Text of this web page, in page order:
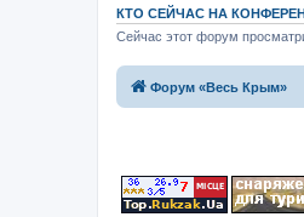
КТО СЕЙЧАС НА
Сейчас этот форум
Форум «Весь Крым»